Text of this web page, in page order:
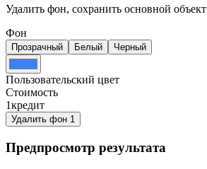
Удалить фон, сохранить основной объект
Фон
Прозрачный Белый Черный
Пользовательский цвет
Стоимость
1кредит
Удалить фон 1
Предпросмотр результата